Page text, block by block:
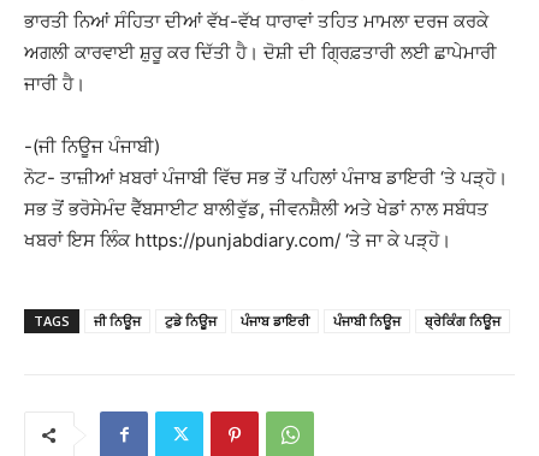
ਭਾਰਤੀ ਨਿਆਂ ਸੰਹਿਤਾ ਦੀਆਂ ਵੱਖ-ਵੱਖ ਧਾਰਾਵਾਂ ਤਹਿਤ ਮਾਮਲਾ ਦਰਜ ਕਰਕੇ
ਅਗਲੀ ਕਾਰਵਾਈ ਸ਼ੁਰੂ ਕਰ ਦਿੱਤੀ ਹੈ। ਦੋਸ਼ੀ ਦੀ ਗ੍ਰਿਫ਼ਤਾਰੀ ਲਈ ਛਾਪੇਮਾਰੀ
ਜਾਰੀ ਹੈ।
-(ਜੀ ਨਿਊਜ ਪੰਜਾਬੀ)
ਨੋਟ- ਤਾਜ਼ੀਆਂ ਖ਼ਬਰਾਂ ਪੰਜਾਬੀ ਵਿੱਚ ਸਭ ਤੋਂ ਪਹਿਲਾਂ ਪੰਜਾਬ ਡਾਇਰੀ ‘ਤੇ ਪੜ੍ਹੋ।
ਸਭ ਤੋਂ ਭਰੋਸੇਮੰਦ ਵੈੱਬਸਾਈਟ ਬਾਲੀਵੁੱਡ, ਜੀਵਨਸ਼ੈਲੀ ਅਤੇ ਖੇਡਾਂ ਨਾਲ ਸਬੰਧਤ
ਖਬਰਾਂ ਇਸ ਲਿੰਕ https://punjabdiary.com/ ‘ਤੇ ਜਾ ਕੇ ਪੜ੍ਹੋ।
TAGS ਜੀ ਨਿਊਜ ਟੁਡੇ ਨਿਊਜ ਪੰਜਾਬ ਡਾਇਰੀ ਪੰਜਾਬੀ ਨਿਊਜ ਬ੍ਰੇਕਿੰਗ ਨਿਊਜ